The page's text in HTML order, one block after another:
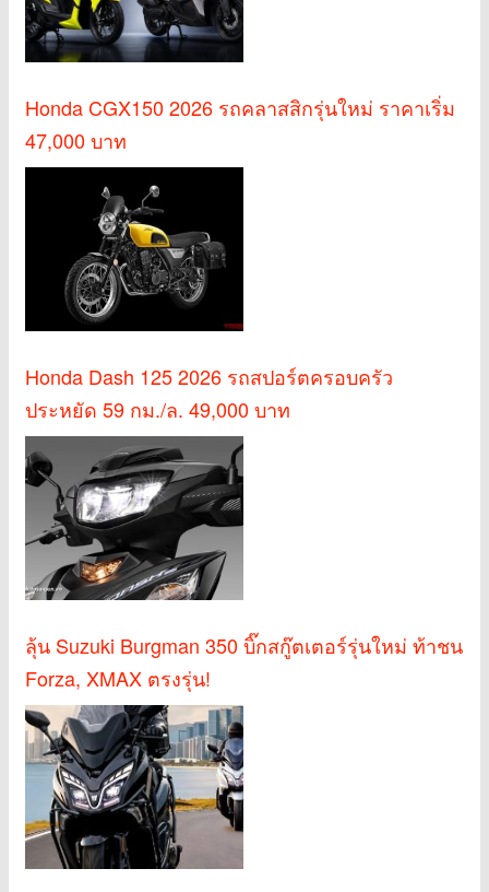
Honda CGX150 2026 รถคลาสสิกรุ่นใหม่ ราคาเริ่ม
47,000 บาท
Honda Dash 125 2026 รถสปอร์ตครอบครัว
ประหยัด 59 กม./ล. 49,000 บาท
ลุ้น Suzuki Burgman 350 บิ๊กสกู๊ตเตอร์รุ่นใหม่ ท้าชน
Forza, XMAX ตรงรุ่น!